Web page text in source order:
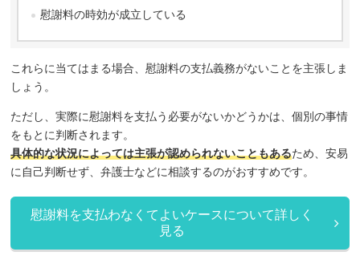
慰謝料の時効が成立している
これらに当てはまる場合、慰謝料の支払義務がないことを主張しま
しょう。
ただし、実際に慰謝料を支払う必要がないかどうかは、個別の事情
をもとに判断されます。
具体的な状況によっては主張が認められないこともあるため、安易
に自己判断せず、弁護士などに相談するのがおすすめです。
慰謝料を支払わなくてよいケースについて詳しく
見る